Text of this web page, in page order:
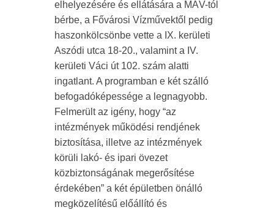
elhelyezésére és ellátására a MÁV-tól
bérbe, a Fővárosi Vízművektől pedig
haszonkölcsönbe vette a IX. kerületi
Aszódi utca 18-20., valamint a IV.
kerületi Váci út 102. szám alatti
ingatlant. A programban e két szálló
befogadóképessége a legnagyobb.
Felmerült az igény, hogy “az
intézmények működési rendjének
biztosítása, illetve az intézmények
körüli lakó- és ipari övezet
közbiztonságának megerősítése
érdekében” a két épületben önálló
megközelítésű előállító és